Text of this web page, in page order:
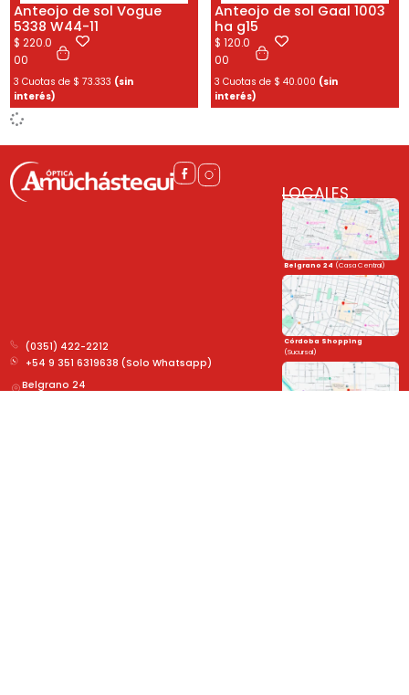
Anteojo de sol Vogue
5338 W44-11
$ 220.0
00
3 Cuotas de $ 73.333 (sin
interés)
Anteojo de sol Gaal 1003
ha g15
$ 120.0
00
3 Cuotas de $ 40.000 (sin
interés)
(0351) 422-2212
+54 9 351 6319638 (Solo Whatsapp)
Belgrano 24
LOCALES
Belgrano 24 (Casa Central)
Córdoba Shopping
(Sucursal)